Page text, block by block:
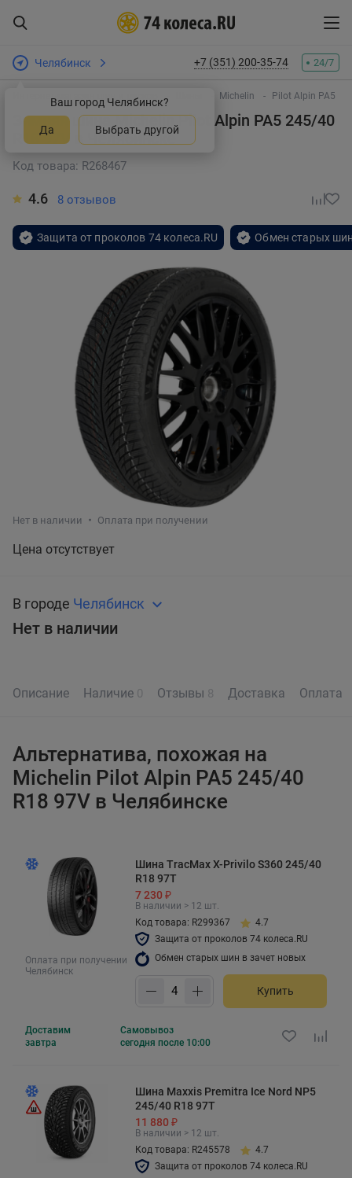
Челябинск
Ваш город Челябинск?
Да Выбрать другой
+7 (351) 200-35-74 24/7
Интернет-магазин шин и дисков Michelin Pilot Alpin PA5
Зимняя шина Michelin Pilot Alpin PA5 245/40
R18 97V в Челябинске
Код товара: R268467
4.6 8 отзывов
Защита от проколов 74 колеса.RU Обмен старых
Нет в наличии Оплата при получении
Цена отсутствует
В городе Челябинск
Нет в наличии
Описание Наличие 0 Отзывы 8 Доставка Оплата
Альтернатива, похожая на
Michelin Pilot Alpin PA5 245/40
R18 97V в Челябинске
Оплата при получении
Челябинск
Шина TracMax X-Privilo S360 245/40
R18 97T
7 230 ₽
В наличии > 12 шт.
Код товара: R299367
4.7
Защита от проколов 74 колеса.RU
Обмен старых шин в зачет новых
Купить
Доставим
завтра
Самовывоз
сегодня после 10:00
Шина Maxxis Premitra Ice Nord NP5
245/40 R18 97T
11 880 ₽
В наличии > 12 шт.
Код товара: R245578
4.7
Защита от проколов 74 колеса.RU